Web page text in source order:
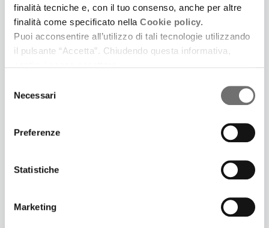
finalità tecniche e, con il tuo consenso, anche per altre
finalità come specificato nella Cookie policy.
Puoi acconsentire all’utilizzo di tali tecnologie utilizzando
il pulsante “Accetta”. Chiudendo questa informativa,
delNecessari
Preferenze
Statistiche
Marketing
12 Dicembre 2024
LACASADARGILLA PER I PREMI UBU 2024
Il collettivo romano, premiato lo scorso anno, cura